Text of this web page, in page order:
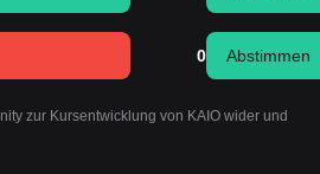
0 Abstimmen
zur Kursentwicklung von KAIO wider und